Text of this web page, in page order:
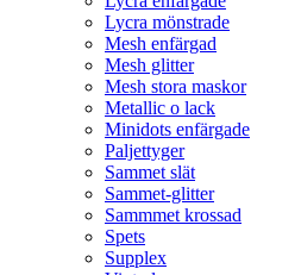
Lycra mönstrade
Mesh enfärgad
Mesh glitter
Mesh stora maskor
Metallic o lack
Minidots enfärgade
Paljettyger
Sammet slät
Sammet-glitter
Sammmet krossad
Spets
Supplex